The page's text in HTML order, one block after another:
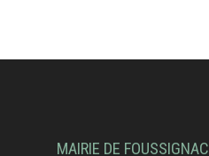
MAIRIE DE FOUSSIGNAC